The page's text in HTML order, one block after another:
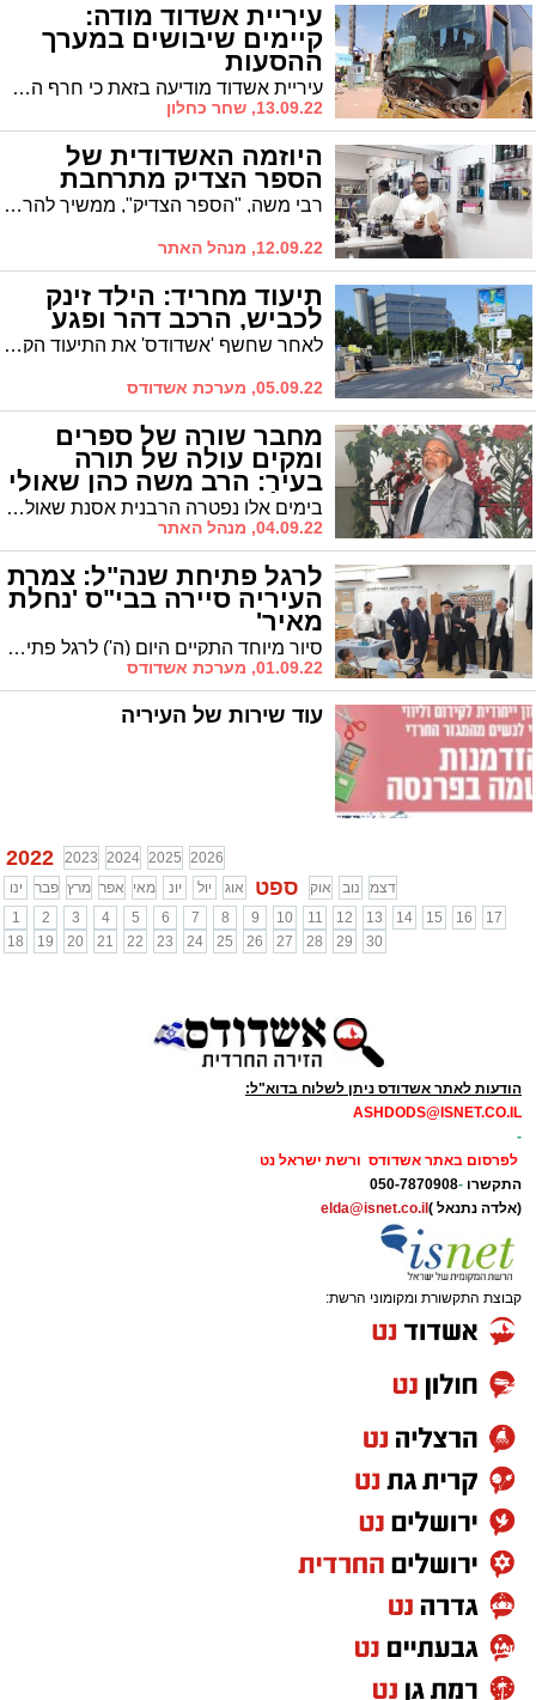
עיריית אשדוד מודה:
קיימים שיבושים במערך
ההסעות
עיריית אשדוד מודיעה בזאת כי חרף הקשיים שנערמו על תפעול מערך ההסעות העירוני בתחילת השנה, היא עושה כל מאמץ כדי לייצב את המערכת ולאפשר לילדים ולהורים מערך הסעות תקני
13.09.22, שחר כחלון
היוזמה האשדודית של
הספר הצדיק מתרחבת
רבי משה, "הספר הצדיק", ממשיך להרחיב את יוזמת אמירת התהלים, והוא מכריז על מבצע נושא פרסים לילדי העיר שיאמרו את ספר התהילים בימי ר"ה. מה יקבלו הילדים?
12.09.22, מנהל האתר
תיעוד מחריד: הילד זינק
לכביש, הרכב דהר ופגע
לאחר שחשף 'אשדודס' את התיעוד הקשה בפניה מרובע ז' לכביש S כשילד קפץ לכביש ונדרס, מתפרסם היום תיעוד מחריד נוסף מליל אמש בו נראה ילד מזנק לכביש ברח' יהודה הנשיא, נדרס על ידי רכב שלא עצר במעבר החציה - ויצא בנס עם פציעות קלות (אזהרה: וידאו קשה לצפיה!)
05.09.22, מערכת אשדודס
מחבר שורה של ספרים
ומקים עולה של תורה
בעיר: הרב משה כהן שאולי
זצ"ל בימים אלו נפטרה הרבנית אסנת שאולי ע"ה, אלמנתו של הרב משה כהן שאולי זצ"ל, מחבר סידרת הספרים שנשאה את שמו 'הבשם' ומקים בתי כנסת בעיר. קווים לדמותו של הרב שהטביע חותם בעירנו וקרא לשמר את מסורתיהן של עדות ישראל
04.09.22, מנהל האתר
לרגל פתיחת שנה"ל: צמרת
העיריה סיירה בבי"ס 'נחלת
מאיר'
סיור מיוחד התקיים היום (ה') לרגל פתיחת שנת הלימודים בביה"ס 'נחלת מאיר'. הסיור התקיים בהובלתו של סגן ראש העיר ר' אבי אמסלם עם ראש העיר ד"ר יחיאל לסרי ובהשתתפות צמרת העיריה והנהלת המקום
01.09.22, מערכת אשדודס
עוד שירות של העיריה
2022 2023 2024 2025 2026
ינו
פבר מרץ אפר מאי יונ יול אוג ספט אוק נוב
דצמ
1
2 3 4 5 6 7 8 9 10 11 12 13 14 15 16
17
18
19 20 21 22 23 24 25 26 27 28 29 30
הודעות לאתר אשדודס ניתן לשלוח בדוא"ל:
ASHDODS@ISNET.CO.IL
-
לפרסום באתר אשדודס ורשת ישראל נט
התקשרו -
050-7870908
(אלדה נתנאל ) elda@isnet.co.il
קבוצת התקשורת ומקומוני הרשת: